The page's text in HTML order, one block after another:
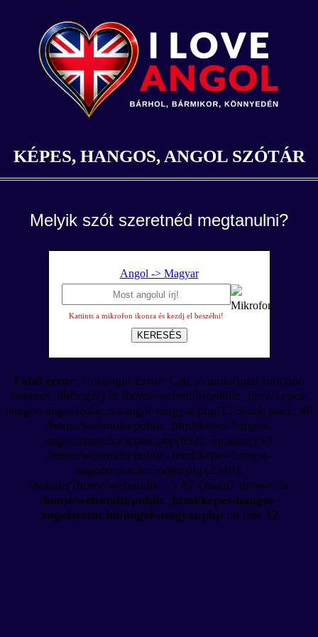
KÉPES, HANGOS, ANGOL SZÓTÁR
Melyik szót szeretnéd megtanulni?
Angol -> Magyar
Kattints a mikrofon ikonra és kezdj el beszélni!
KERESÉS
Fatal error: Uncaught Error: Call to undefined function
connect_dbEng2() in /home/webmulti/public_html/kepes-
hangos-angolszotar.hu/angol-magyar.php:12 Stack trace: #0
/home/webmulti/public_html/kepes-hangos-
angolszotar.hu/szotar.php(892): include() #1
/home/webmulti/public_html/kepes-hangos-
angolszotar.hu/index.php(2349):
include('/home/webmulti/...') #2 {main} thrown in
/home/webmulti/public_html/kepes-hangos-
angolszotar.hu/angol-magyar.php on line 12